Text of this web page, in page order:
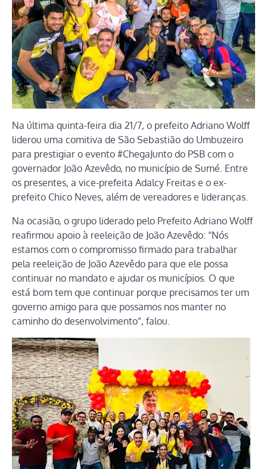
Na última quinta-feira dia 21/7, o prefeito Adriano Wolff
liderou uma comitiva de São Sebastião do Umbuzeiro
para prestigiar o evento #ChegaJunto do PSB com o
governador João Azevêdo, no município de Sumé. Entre
os presentes, a vice-prefeita Adalcy Freitas e o ex-
prefeito Chico Neves, além de vereadores e lideranças.
Na ocasião, o grupo liderado pelo Prefeito Adriano Wolff
reafirmou apoio à reeleição de João Azevêdo: “Nós
estamos com o compromisso firmado para trabalhar
pela reeleição de João Azevêdo para que ele possa
continuar no mandato e ajudar os municípios. O que
está bom tem que continuar porque precisamos ter um
governo amigo para que possamos nos manter no
caminho do desenvolvimento”, falou.